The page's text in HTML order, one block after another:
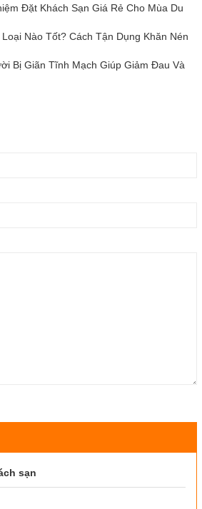
Đặt Khách Sạn Giá Rẻ Cho Mùa Du
Nào Tốt? Cách Tận Dụng Khăn Nén
Bị Giãn Tĩnh Mạch Giúp Giảm Đau Và
sạn